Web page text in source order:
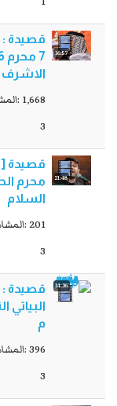
16:57
الاشرف
1,668 :المشاهدات
3
21:48
قصيدة [
السلام
201 :المشاهدات
3
14:36
قصيدة :
م
396 :المشاهدات
3